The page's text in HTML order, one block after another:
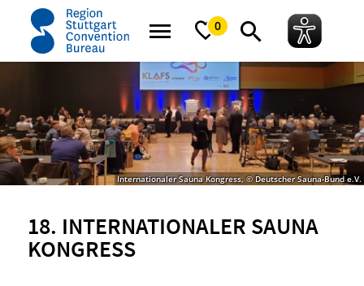
0
Startseite News 18. Internationaler Sauna Kongress
Internationaler Sauna Kongress, © Deutscher Sauna-Bund e.V.
18. INTERNATIONALER SAUNA
KONGRESS